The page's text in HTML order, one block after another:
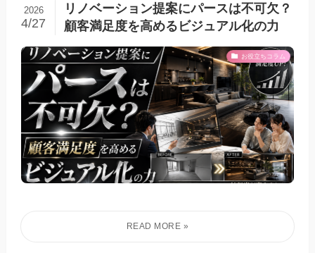
リノベーション提案にパースは不可欠？
顧客満足度を高めるビジュアル化の力
2026
4/27
お役立ちコラム